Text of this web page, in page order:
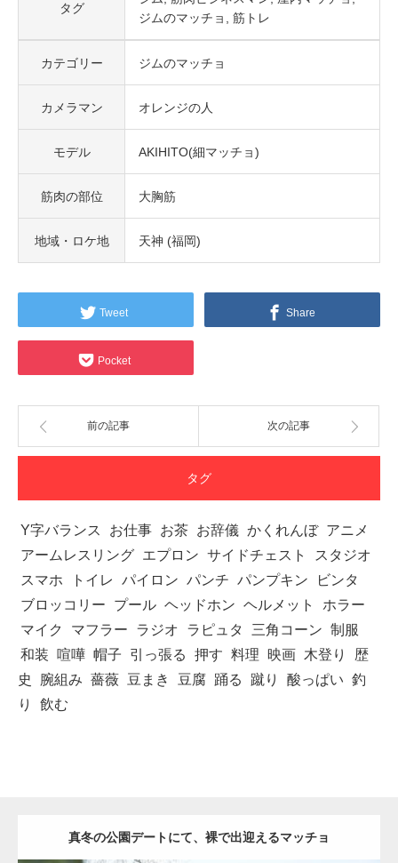
タグ
ジムのマッチョ
筋トレ
カテゴリー ジムのマッチョ
カメラマン オレンジの人
モデル AKIHITO(細マッチョ)
筋肉の部位 大胸筋
地域・ロケ地 天神 (福岡)
Tweet Share
Pocket
前の記事 次の記事
タグ
Y字バランス お仕事 お茶 お辞儀 かくれんぼ アニメ
アームレスリング エプロン サイドチェスト
スタジオ
スマホ
トイレ パイロン パンチ パンプキン
ビンタ
ブロッコリー
プール ヘッドホン ヘルメット
ホラー
マイク
マフラー ラジオ ラピュタ 三角コーン 制服
和装
喧嘩 帽子 引っ張る 押す 料理 映画 木登り
歴
史
腕組み 薔薇 豆まき 豆腐 踊る 蹴り 酸っぱい 釣
り
飲む
真冬の公園デートにて、裸で出迎えるマッチョ